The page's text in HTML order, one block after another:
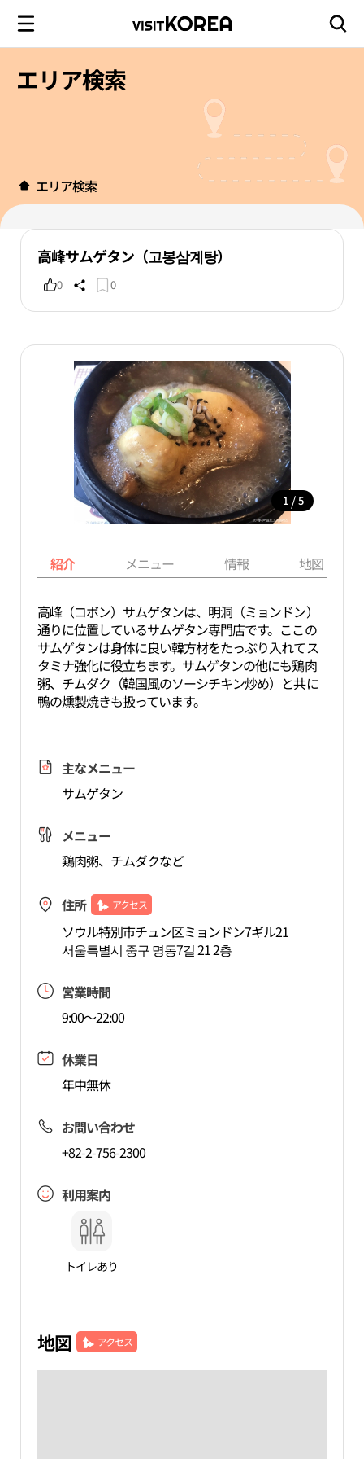
エリア検索
エリア検索
高峰サムゲタン（고봉삼계탕）
0 0
1 / 5
紹介 メニュー 情報 地図
高峰（コボン）サムゲタンは、明洞（ミョンドン）
通りに位置しているサムゲタン専門店です。ここの
サムゲタンは身体に良い韓方材をたっぷり入れてス
タミナ強化に役立ちます。サムゲタンの他にも鶏肉
粥、チムダク（韓国風のソーシチキン炒め）と共に
鴨の燻製焼きも扱っています。
主なメニュー
サムゲタン
メニュー
鶏肉粥、チムダクなど
住所 アクセス
ソウル特別市チュン区ミョンドン7ギル21
서울특별시 중구 명동7길 21 2층
営業時間
9:00～22:00
休業日
年中無休
お問い合わせ
+82-2-756-2300
利用案内
トイレあり
地図 アクセス